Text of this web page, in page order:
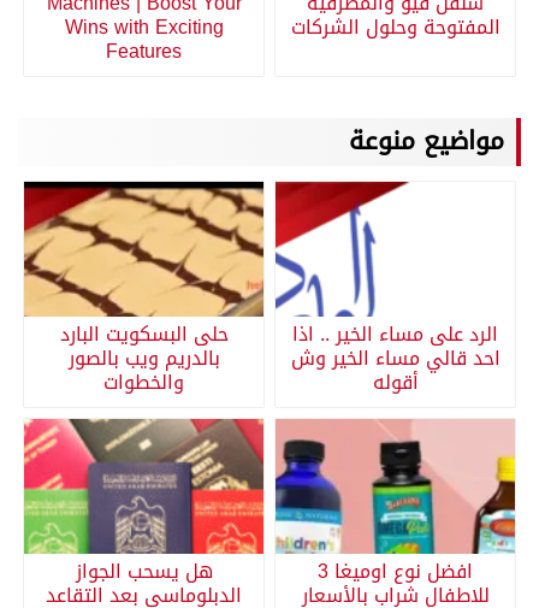
المفتوحة وحلول الشركات Wins with Exciting
Features
مواضيع منوعة
الرد على مساء الخير .. اذا
احد قالي مساء الخير وش
أقوله
حلى البسكويت البارد
بالدريم ويب بالصور
والخطوات
افضل نوع اوميغا 3
للاطفال شراب بالأسعار
هل يسحب الجواز
الدبلوماسي بعد التقاعد